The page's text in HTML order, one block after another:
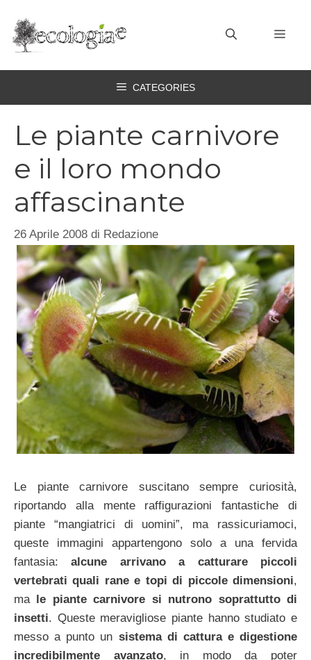
contenuto
CATEGORIES
Le piante carnivore
e il loro mondo
affascinante
26 Aprile 2008 di Redazione
Le piante carnivore suscitano sempre curiosità,
riportando alla mente raffigurazioni fantastiche di
piante “mangiatrici di uomini”, ma rassicuriamoci,
queste immagini appartengono solo a una fervida
fantasia:alcune arrivano a catturare piccoli
vertebrati quali rane e topi di piccole dimensioni,
ma le piante carnivore si nutrono soprattutto di
insetti. Queste meravigliose piante hanno studiato e
messo a punto un sistema di cattura e digestione
incredibilmente avanzato, in modo da poter